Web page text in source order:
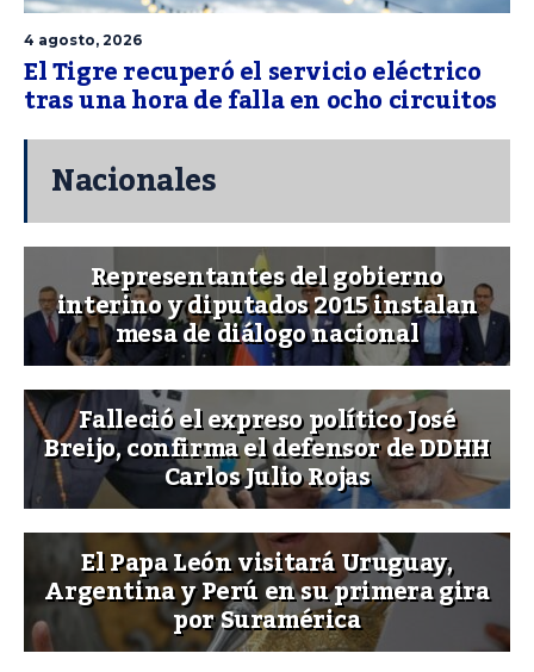
4 agosto, 2026
El Tigre recuperó el servicio eléctrico
tras una hora de falla en ocho circuitos
Nacionales
Representantes del gobierno
interino y diputados 2015 instalan
mesa de diálogo nacional
Falleció el expreso político José
Breijo, confirma el defensor de DDHH
Carlos Julio Rojas
El Papa León visitará Uruguay,
Argentina y Perú en su primera gira
por Suramérica